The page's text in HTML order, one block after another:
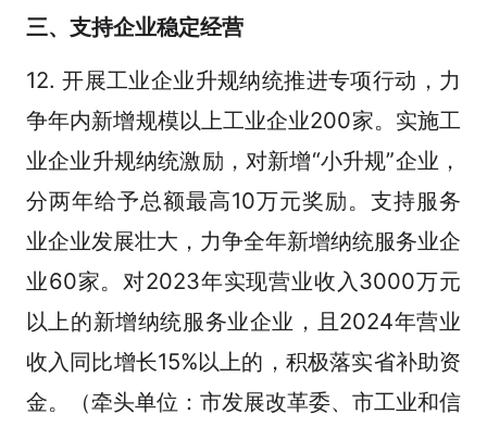
三、支持企业稳定经营
12. 开展工业企业升规纳统推进专项行动，力
争年内新增规模以上工业企业200家。实施工
业企业升规纳统激励，对新增“小升规”企业，
分两年给予总额最高10万元奖励。支持服务
业企业发展壮大，力争全年新增纳统服务业企
业60家。对2023年实现营业收入3000万元
以上的新增纳统服务业企业，且2024年营业
收入同比增长15%以上的，积极落实省补助资
金。（牵头单位：市发展改革委、市工业和信